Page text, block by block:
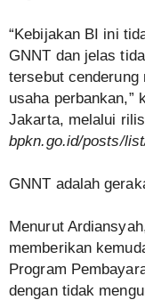
“Kebijakan BI ini
GNNT dan jelas
tersebut cenderung
usaha perbankan,”
Jakarta, melalui
bpkn.go.id/posts/
GNNT adalah
Menurut
memberikan
Program
dengan tidak